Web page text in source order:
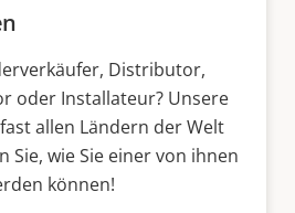
Distributor,
oder Installateur? Unsere
allen Ländern der Welt
Sie, wie Sie einer von ihnen
können!